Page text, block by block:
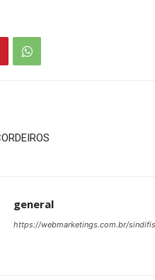
general
https://webmarketings.com.br/